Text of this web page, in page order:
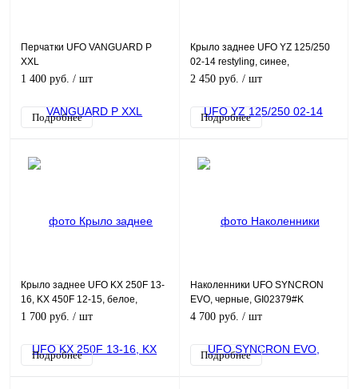
Перчатки UFO VANGUARD P
XXL
1 400 руб. / шт
Подробнее
Крыло заднее UFO YZ 125/250
02-14 restyling, синее,
YA04836#08
2 450 руб. / шт
Подробнее
Крыло заднее UFO KX 250F 13-
16, KX 450F 12-15, белое,
KA04721#047
1 700 руб. / шт
Подробнее
Наколенники UFO SYNCRON
EVO, черные, GI02379#K
4 700 руб. / шт
Подробнее